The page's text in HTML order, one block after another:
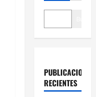
PUBLICACIONES
RECIENTES